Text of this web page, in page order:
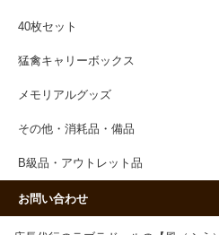
40枚セット
猛禽キャリーボックス
メモリアルグッズ
その他・消耗品・備品
B級品・アウトレット品
お問い合わせ